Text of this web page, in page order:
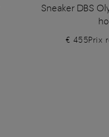
Sneaker DBS
€ 455Prix